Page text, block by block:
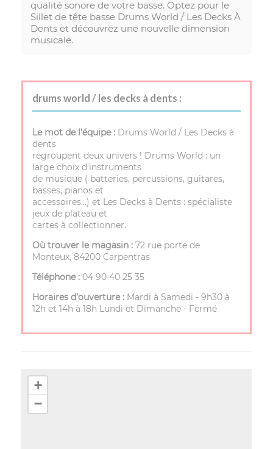
qualité sonore de votre basse. Optez pour le
Sillet de tête basse Drums World / Les Decks À
Dents et découvrez une nouvelle dimension
musicale.
drums world / les decks à dents :
Le mot de l’équipe : Drums World / Les Decks à
dents
regroupent deux univers ! Drums World : un
large choix d'instruments
de musique ( batteries, percussions, guitares,
basses, pianos et
accessoires…) et Les Decks à Dents : spécialiste
jeux de plateau et
cartes à collectionner.
Où trouver le magasin : 72 rue porte de
Monteux, 84200 Carpentras
Téléphone : 04 90 40 25 35
Horaires d’ouverture : Mardi à Samedi - 9h30 à
12h et 14h à 18h Lundi et Dimanche - Fermé
+
−